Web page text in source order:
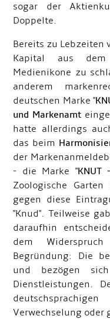
sogar der
Doppelte.
Bereits zu Lebzeiten
Kapital aus dem
Medienikone zu
anderem
deutschen Marke "
und Markenamt
hatte allerdings
das beim
der
- die Marke "KNUT
Zoologische
gegen diese
"Knud". Teilweise
daraufhin
dem
Begründung: Die
und bezögen
Dienstleistungen.
Verwechselung oder